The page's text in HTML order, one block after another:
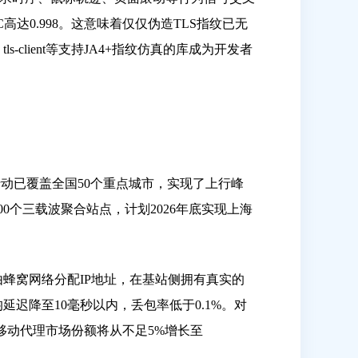
达0.998。这意味着仅仅伪造TLS指纹已无
client等支持JA4+指纹仿真的库成为开发者
已覆盖全国50个重点城市，实现了上行峰
个三载波聚合站点，计划2026年底实现上海
窝网络分配IP地址，在基站侧拥有真实的
迟降至10毫秒以内，丢包率低于0.1%。对
动代理市场份额将从不足5%增长至